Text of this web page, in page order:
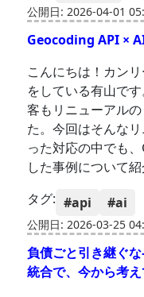
公開日: 2026-04-01
Geocoding API ×
こんにちは！カン
をしている有山で
客もリニューアル
た。今回はそんな
った対応の中でも
した事例について
タグ: #api #ai
公開日: 2026-03-25
負債ごと引き継ぐ
統合で、今から考